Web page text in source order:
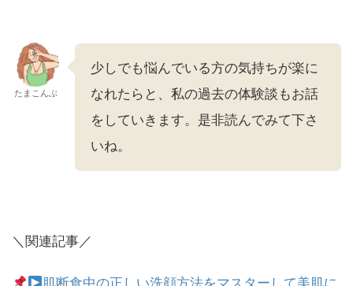
たまこんぶ
少しでも悩んでいる方の気持ちが楽に
なれたらと、私の過去の体験談もお話
をしていきます。是非読んでみて下さ
いね。
＼関連記事／
肌断食中の正しい洗顔方法をマスターして美肌に